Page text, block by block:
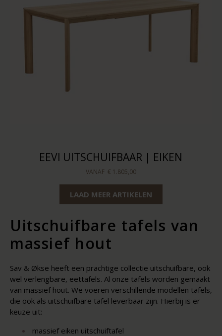
EEVI UITSCHUIFBAAR | EIKEN
VANAF € 1.805,00
LAAD MEER ARTIKELEN
Uitschuifbare tafels van
massief hout
Sav & Økse heeft een prachtige collectie uitschuifbare, ook
wel verlengbare, eettafels. Al onze tafels worden gemaakt
van massief hout. We voeren verschillende modellen tafels,
die ook als uitschuifbare tafel leverbaar zijn. Hierbij is er
keuze uit:
massief eiken uitschuiftafel